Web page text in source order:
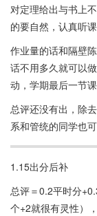
对定理给出与书上
的要自然，认真听
作业量的话和隔壁
话不用多久就可以
动，学期最后一节
总评还没有出，除
系和管统的同学也
1.15出分后补
总评＝0.2平时分
个+2就很有灵性）